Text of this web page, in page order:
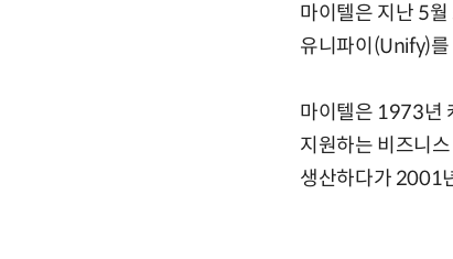
마이텔은 지난 5
유니파이(Unify)를
마이텔은 1973년
지원하는 비즈니
생산하다가 2001